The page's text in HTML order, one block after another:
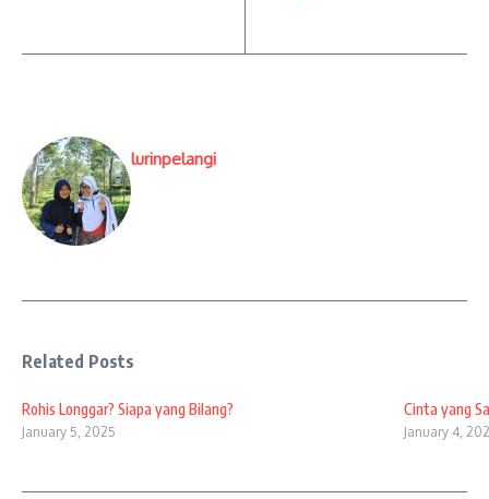
lurinpelangi
Related Posts
Rohis Longgar? Siapa yang Bilang?
January 5, 2025
Cinta yang
January 4,